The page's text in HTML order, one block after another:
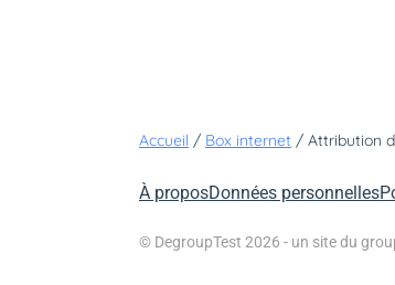
Accueil / Box internet /
À proposDonnées personnelles
© DegroupTest 2026 - un site du